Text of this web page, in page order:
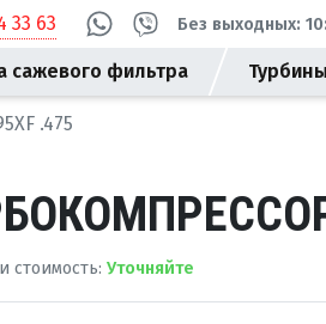
33 63 Без выходных:
сажевого фильтра Турбины
.475
стоимость: Уточняйте